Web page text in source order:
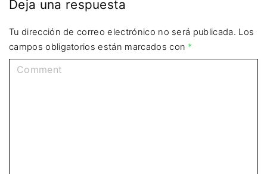
Deja una respuesta
Tu dirección de correo electrónico no será publicada. Los
campos obligatorios están marcados con *